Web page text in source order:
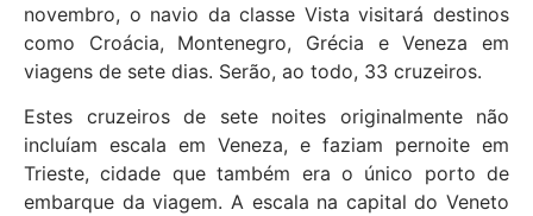
novembro, o navio da classe Vista visitará destinos
como Croácia, Montenegro, Grécia e Veneza em
viagens de sete dias. Serão, ao todo, 33 cruzeiros.
Estes cruzeiros de sete noites originalmente não
incluíam escala em Veneza, e faziam pernoite em
Trieste, cidade que também era o único porto de
embarque da viagem. A escala na capital do Veneto